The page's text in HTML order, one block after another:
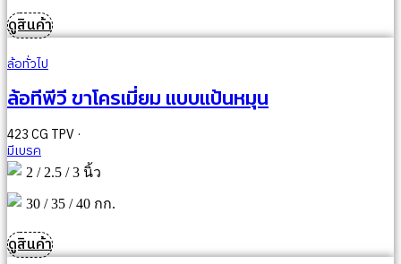
ดูสินค้า
ล้อทั่วไป
ล้อทีพีวี ขาโครเมี่ยม แบบแป้นหมุน
423 CG TPV ·
มีเบรค
2 / 2.5 / 3 นิ้ว
30 / 35 / 40 กก.
ดูสินค้า